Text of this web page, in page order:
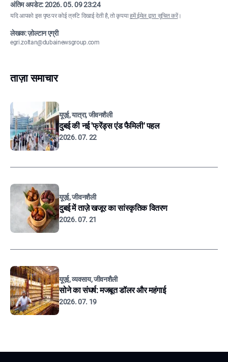
अंतिम अपडेट:2026. 05. 09 23:24
यदि आपको इस पृष्ठ पर कोई त्रुटि दिखाई देती है, तो कृपयाहमें ईमेल द्वारा सूचित करें।
लेखक: ज़ोल्टान एग्री
egri.zoltan@dubainewsgroup.com
ताज़ा समाचार
यूएई, यात्रा, जीवनशैली
दुबई की नई 'फ्रेंड्स एंड फैमिली' पहल
2026. 07. 22
यूएई, जीवनशैली
दुबई में ताज़े खजूर का सांस्कृतिक वितरण
2026. 07. 21
यूएई, व्यवसाय, जीवनशैली
सोने का संघर्ष: मजबूत डॉलर और महंगाई
2026. 07. 19